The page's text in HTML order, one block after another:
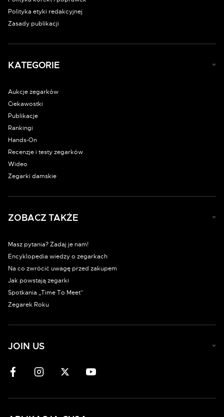
Polityka etyki redakcyjnej
Zasady publikacji
KATEGORIE
Aukcje zegarków
Ciekawostki
Publikacje
Rankingi
Hands-On
Recenzje i testy zegarków
Wideo
Zegarki damskie
ZOBACZ TAKŻE
Masz pytania? Zadaj je nam!
Encyklopedia wiedzy o zegarkach
Na co zwrócić uwagę przed zakupem
Jak powstają zegarki
Spotkania „Time To Meet”
Zegarek Roku
JOIN US